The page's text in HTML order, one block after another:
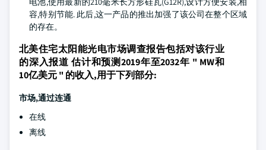
容,特别节能. 此后,这一产品的推出加强了该公司在整个区域
的存在。
北美住宅太阳能光电市场调查报告包括对该行业
的深入报道 估计和预测2019年至2032年 " MW和
10亿美元 " 的收入,用于下列部分:
市场,通过连通
在线
离线